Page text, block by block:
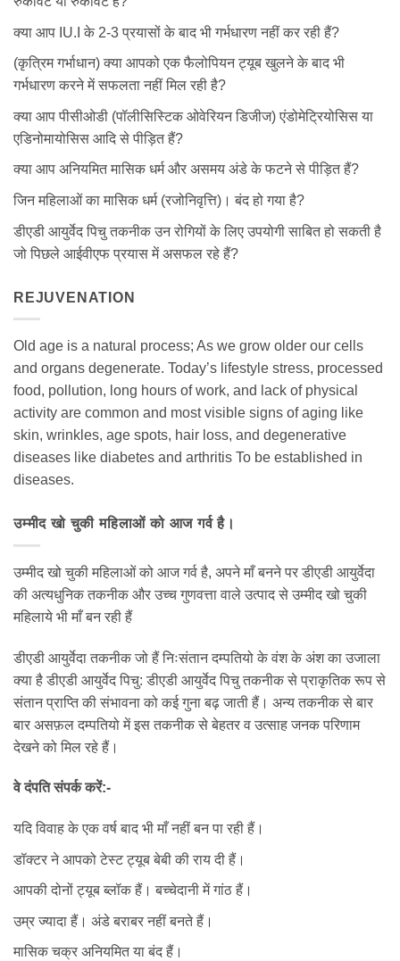
क्या आप IU.I के 2-3 प्रयासों के बाद भी गर्भधारण नहीं कर रही हैं?
(कृत्रिम गर्भाधान) क्या आपको एक फैलोपियन ट्यूब खुलने के बाद भी
गर्भधारण करने में सफलता नहीं मिल रही है?
क्या आप पीसीओडी (पॉलीसिस्टिक ओवेरियन डिजीज) एंडोमेट्रियोसिस या
एडिनोमायोसिस आदि से पीड़ित हैं?
क्या आप अनियमित मासिक धर्म और असमय अंडे के फटने से पीड़ित हैं?
जिन महिलाओं का मासिक धर्म (रजोनिवृत्ति)। बंद हो गया है?
डीएडी आयुर्वेद पिचु तकनीक उन रोगियों के लिए उपयोगी साबित हो सकती है
जो पिछले आईवीएफ प्रयास में असफल रहे हैं?
REJUVENATION
Old age is a natural process; As we grow older our cells
and organs degenerate. Today’s lifestyle stress, processed
food, pollution, long hours of work, and lack of physical
activity are common and most visible signs of aging like
skin, wrinkles, age spots, hair loss, and degenerative
diseases like diabetes and arthritis To be established in
diseases.
उम्मीद खो चुकी महिलाओं को आज गर्व है।
उम्मीद खो चुकी महिलाओं को आज गर्व है, अपने माँ बनने पर डीएडी आयुर्वेदा
की अत्यधुनिक तकनीक और उच्च गुणवत्ता वाले उत्पाद से उम्मीद खो चुकी
महिलाये भी माँ बन रही हैं
डीएडी आयुर्वेदा तकनीक जो हैं निःसंतान दम्पतियो के वंश के अंश का उजाला
क्या है डीएडी आयुर्वेद पिचु: डीएडी आयुर्वेद पिचु तकनीक से प्राकृतिक रूप से
संतान प्राप्ति की संभावना को कई गुना बढ़ जाती हैं। अन्य तकनीक से बार
बार असफ़ल दम्पतियो में इस तकनीक से बेहतर व उत्साह जनक परिणाम
देखने को मिल रहे हैं।
वे दंपति संपर्क करें:-
यदि विवाह के एक वर्ष बाद भी माँ नहीं बन पा रही हैं।
डॉक्टर ने आपको टेस्ट ट्यूब बेबी की राय दी हैं।
आपकी दोनों ट्यूब ब्लॉक हैं। बच्चेदानी में गांठ हैं।
उम्र ज्यादा हैं। अंडे बराबर नहीं बनते हैं।
मासिक चक्र अनियमित या बंद हैं।